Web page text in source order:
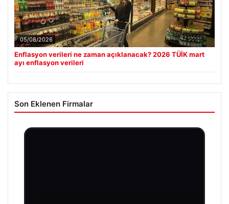
05/08/2026
Enflasyon verileri ne zaman açıklanacak? 2026 TÜİK mart
ayı enflasyon verileri
Son Eklenen Firmalar